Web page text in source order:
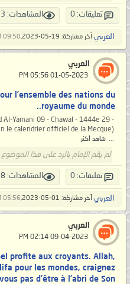
تعليقات: 0 المشاهدات: 91,363
العربي آخر مشاركة: 19-05-2023, 09:50 PM
العربي
l’ensemble des nations du
royaume du monde..
Al-Yamani 09 - Chawal - 1444e 29 -
... شاهد أكثر
لم يقم الإمام بالرد على هذا الموضوع
تعليقات: 0 المشاهدات: 86,708
العربي آخر مشاركة: 01-05-2023, 05:56 PM
العربي
profite aux croyants. Allah,
pour les mondes, craignez
pas d’être à l’abri de Son